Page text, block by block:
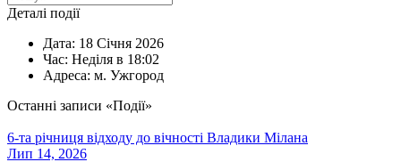
Деталі події
Дата: 18 Січня 2026
Час: Неділя в 18:02
Адреса: м. Ужгород
Останні записи «Події»
6-та річниця відходу до вічності Владики Мілана
Лип 14, 2026